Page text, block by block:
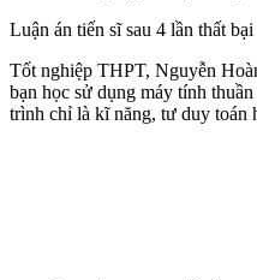
Luận án tiến sĩ sau 4 lần thất bại
Tốt nghiệp THPT, Nguyễn
bạn học sử dụng máy tính
trình chỉ là kĩ năng, tư duy toán